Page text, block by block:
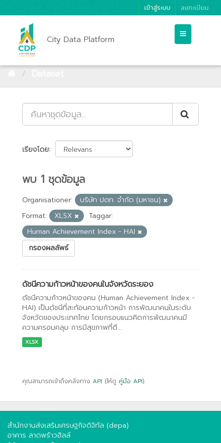
เข้าสู่ระบบ ลงทะเบียน
City Data Platform
เรียงโดย
พบ 1 ชุดข้อมูล
Organisationer:
บริษัท ปตท. จำกัด (มหาชน)
Format:
XLSX
Taggar:
Human Achievement Index - HAI
กรองผลลัพธ์
ดัชนีความก้าวหน้าของคนในจังหวัดระยอง
ดัชนีความก้าวหน้าของคน (Human Achievement Index -
HAI) เป็นดัชนีที่สะท้อนความก้าวหน้า การพัฒนาคนในระดับ
จังหวัดของประเทศไทย โดยกรอบแนวคิดการพัฒนาคนมี
ความครอบคลุม การมีสุขภาพที่ดี...
XLSX
คุณสามารถเข้าถึงคลังทาง API (ให้ดู คู่มือ API).
สำนักงานส่งเสริมเศรษฐกิจดิจิทัล (depa)
อาคาร ลาดพร้าวฮิลล์